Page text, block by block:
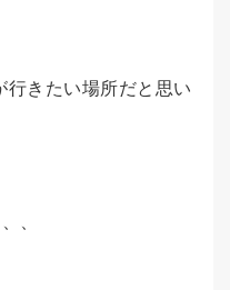
行きたい場所だと思い
、